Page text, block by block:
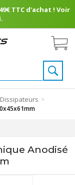
TTC d'achat ! Voir
>
Anodisé